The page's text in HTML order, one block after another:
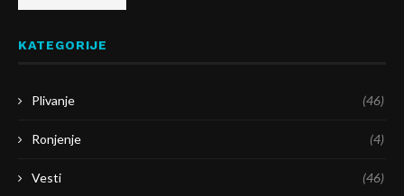
KATEGORIJE
Plivanje (46)
Ronjenje (4)
Vesti (46)